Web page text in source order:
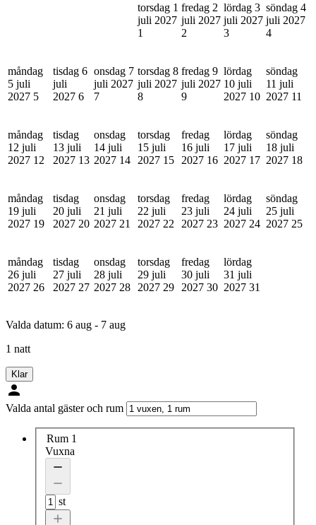
torsdag 1
juli 2027
1
fredag 2
juli 2027
2
lördag 3
juli 2027
3
söndag 4
juli 2027
4
måndag
5 juli
2027 5
tisdag 6
juli
2027 6
onsdag 7
juli 2027
7
torsdag 8
juli 2027
8
fredag 9
juli 2027
9
lördag
10 juli
2027 10
söndag
11 juli
2027 11
måndag
12 juli
2027 12
tisdag
13 juli
2027 13
onsdag
14 juli
2027 14
torsdag
15 juli
2027 15
fredag
16 juli
2027 16
lördag
17 juli
2027 17
söndag
18 juli
2027 18
måndag
19 juli
2027 19
tisdag
20 juli
2027 20
onsdag
21 juli
2027 21
torsdag
22 juli
2027 22
fredag
23 juli
2027 23
lördag
24 juli
2027 24
söndag
25 juli
2027 25
måndag
26 juli
2027 26
tisdag
27 juli
2027 27
onsdag
28 juli
2027 28
torsdag
29 juli
2027 29
fredag
30 juli
2027 30
lördag
31 juli
2027 31
Valda datum: 6 aug - 7 aug
1 natt
Klar
Valda antal gäster och rum
Rum 1
Vuxna
st